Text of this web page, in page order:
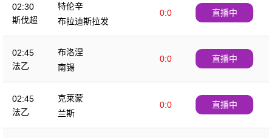
02:30
斯伐超
特伦辛
0:0
布拉迪斯拉发
直播中
02:45
法乙
布洛涅
0:0
南锡
直播中
02:45
法乙
克莱蒙
0:0
兰斯
直播中